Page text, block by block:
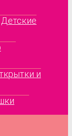
Детские
и